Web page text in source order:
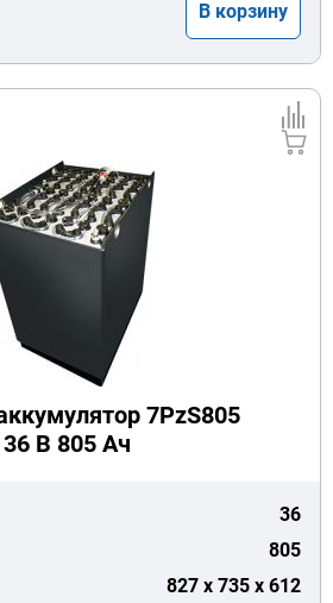
В корзину
7PzS805
36 В 805 Ач
36
805
827 x 735 x 612